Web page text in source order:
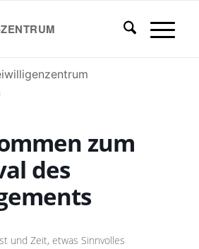
zum
des
und Zeit, etwas Sinnvolles